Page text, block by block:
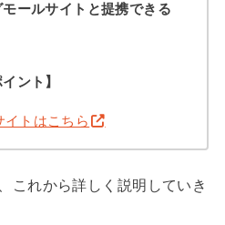
ールサイトと提携できる
ント】
トはこちら
これから詳しく説明していき